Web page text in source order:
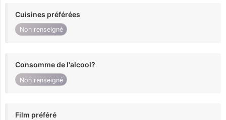
Cuisines préférées
Non renseigné
Consomme de l'alcool?
Non renseigné
Film préféré